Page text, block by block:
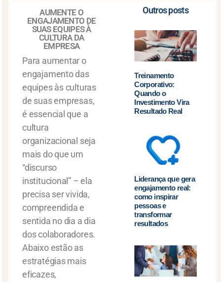
AUMENTE O
ENGAJAMENTO DE
SUAS EQUIPES À
CULTURA DA
EMPRESA
Para aumentar o
engajamento das
equipes às culturas
de suas empresas,
é essencial que a
cultura
organizacional seja
mais do que um
“discurso
institucional” – ela
precisa ser vivida,
compreendida e
sentida no dia a dia
dos colaboradores.
Abaixo estão as
estratégias mais
eficazes,
Outros posts
Treinamento
Corporativo:
Quando o
Investimento Vira
Resultado Real
Liderança que gera
engajamento real:
como inspirar
pessoas e
transformar
resultados